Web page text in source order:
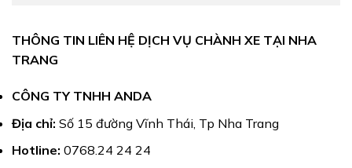
THÔNG TIN LIÊN HỆ DỊCH VỤ CHÀNH XE TẠI NHA
TRANG
CÔNG TY TNHH ANDA
Địa chỉ: Số 15 đường Vĩnh Thái, Tp Nha Trang
Hotline: 0768.24 24 24